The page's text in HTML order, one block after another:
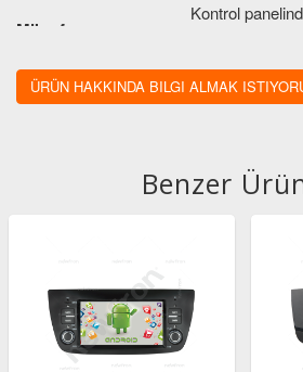
Mikrofon
Kontrol
Ses çıkış gücü 4X41W
ÜRÜN HAKKINDA BILGI ALMAK
Benzer